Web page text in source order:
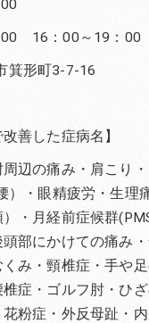
16：00～19：00
形町3-7-16
善した症病名】
辺の痛み・肩こり
）・眼精疲労・生理
・月経前症候群
部にかけての痛み
み・頸椎症・手や
症・ゴルフ肘・ひ
粉症・外反母趾・